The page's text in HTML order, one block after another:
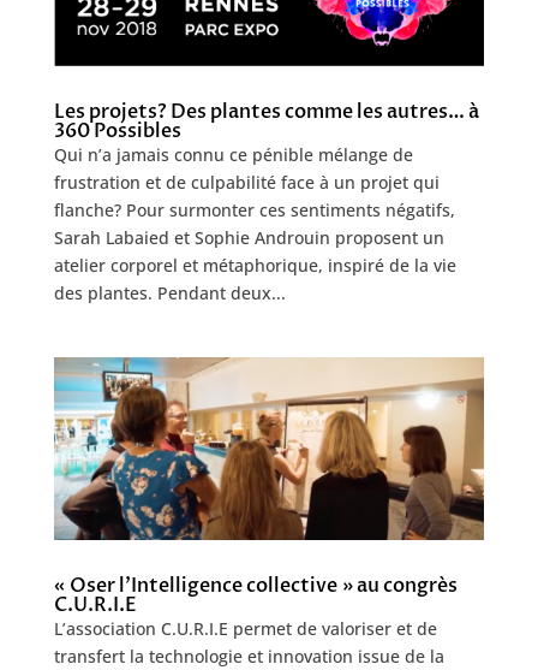
Les projets? Des plantes comme les autres… à
360 Possibles
Qui n’a jamais connu ce pénible mélange de
frustration et de culpabilité face à un projet qui
flanche? Pour surmonter ces sentiments négatifs,
Sarah Labaied et Sophie Androuin proposent un
atelier corporel et métaphorique, inspiré de la vie
des plantes. Pendant deux...
« Oser l’Intelligence collective » au congrès
C.U.R.I.E
L’association C.U.R.I.E permet de valoriser et de
transfert la technologie et innovation issue de la